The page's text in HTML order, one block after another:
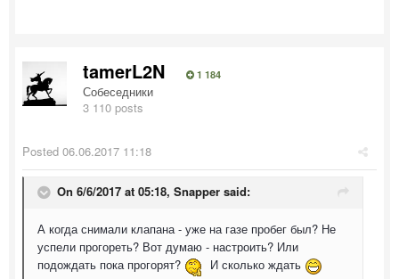
tamerL2N 1 184
Собеседники
3 110 posts
Posted 06.06.2017 11:18
On 6/6/2017 at 05:18, Snapper said:
А когда снимали клапана - уже на газе пробег был? Не
успели прогореть? Вот думаю - настроить? Или
подождать пока прогорят?
И сколько ждать